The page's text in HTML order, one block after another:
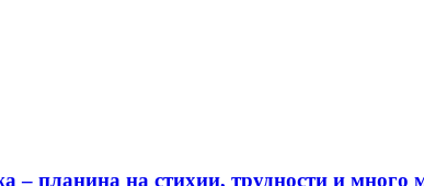
планина на стихии, трудности и много